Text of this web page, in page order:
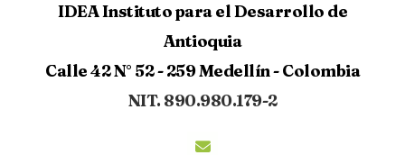
IDEA Instituto para el Desarrollo de
Antioquia
Calle 42 N° 52 - 259 Medellín - Colombia
NIT. 890.980.179-2